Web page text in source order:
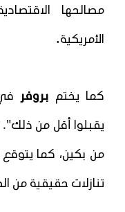
مصالحها
الأمريكية.
كما يختم بروفر
يقبلوا أقل من ذلك".
من بكين، كما
تنازلات حقيقية من